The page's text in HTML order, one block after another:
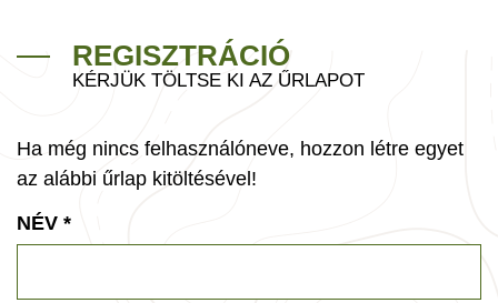
REGISZTRÁCIÓ
KÉRJÜK TÖLTSE KI AZ ŰRLAPOT
Ha még nincs felhasználóneve, hozzon létre egyet
az alábbi űrlap kitöltésével!
NÉV *